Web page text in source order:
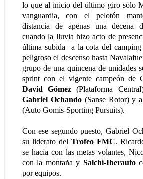
lo que al inicio del último giro sólo
vanguardia, con el pelotón
distancia de apenas una decena
cuando la lluvia hizo acto de
última subida a la cota del
peligroso el descenso hasta
grupo de una quincena de unidades
sprint con el vigente campeón de
David Gómez (Plataforma
Gabriel Ochando(Sanse Rotor) y a
(Auto Gomis-Sporting Pursuits).
Con ese segundo puesto, Gabriel
su liderato del Trofeo FMC.
se hacía con las metas volantes,
con la montaña y Salchi-Iberauto
por equipos.